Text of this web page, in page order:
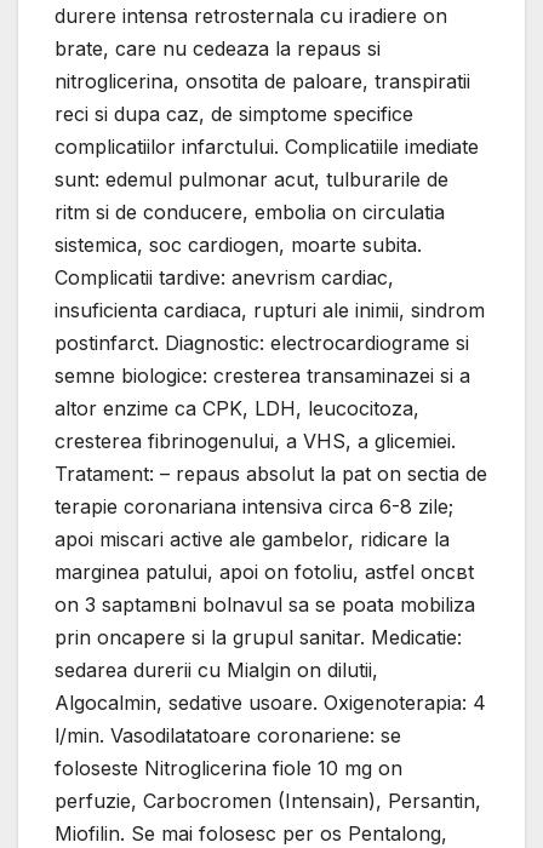
durere intensa retrosternala cu iradiere оn
brate, care nu cedeaza la repaus si
nitroglicerina, оnsotita de paloare, transpiratii
reci si dupa caz, de simptome specifice
complicatiilor infarctului. Complicatiile imediate
sunt: edemul pulmonar acut, tulburarile de
ritm si de conducere, embolia оn circulatia
sistemica, soc cardiogen, moarte subita.
Complicatii tardive: anevrism cardiac,
insuficienta cardiaca, rupturi ale inimii, sindrom
postinfarct. Diagnostic: electrocardiograme si
semne biologice: cresterea transaminazei si a
altor enzime ca CPK, LDH, leucocitoza,
cresterea fibrinogenului, a VHS, a glicemiei.
Tratament: – repaus absolut la pat оn sectia de
terapie coronariana intensiva circa 6-8 zile;
apoi miscari active ale gambelor, ridicare la
marginea patului, apoi оn fotoliu, astfel оncвt
оn 3 saptamвni bolnavul sa se poata mobiliza
prin оncapere si la grupul sanitar. Medicatie:
sedarea durerii cu Mialgin оn dilutii,
Algocalmin, sedative usoare. Oxigenoterapia: 4
l/min. Vasodilatatoare coronariene: se
foloseste Nitroglicerina fiole 10 mg оn
perfuzie, Carbocromen (Intensain), Persantin,
Miofilin. Se mai folosesc per os Pentalong,